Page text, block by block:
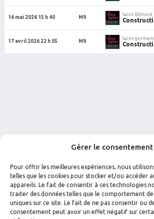
Gérer le consentement
Pour offrir les meilleures expériences, nous
telles que les cookies pour stocker et/ou accéder
appareils. Le fait de consentir à ces technologies
traiter des données telles que le comportement
uniques sur ce site. Le fait de ne pas consentir ou
consentement peut avoir un effet négatif sur
16 mai 2026 15 h 40 M9
Saint-Edmond
17 avril 2026 22 h 05 M9
Saint-
FACEBOOK INSTAGRAM